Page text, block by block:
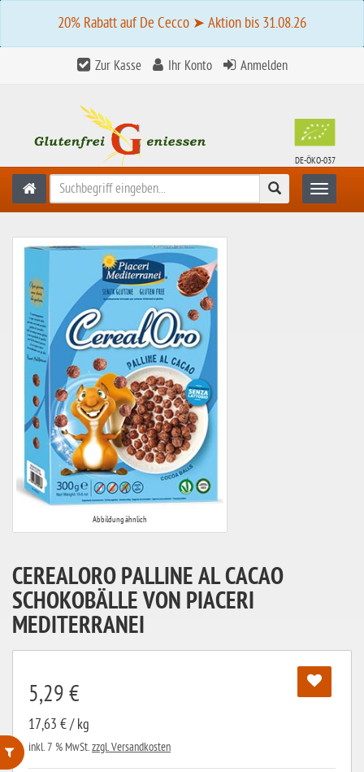
20% Rabatt auf De Cecco ➤ Aktion bis 31.08.26
Zur Kasse Ihr Konto Anmelden
DE-ÖKO-037
Suchen Toggle
Abbildung ähnlich
CEREALORO PALLINE AL CACAO
SCHOKOBÄLLE VON PIACERI
MEDITERRANEI
5,29 €
17,63 € / kg
inkl. 7 % MwSt.zzgl. Versandkosten